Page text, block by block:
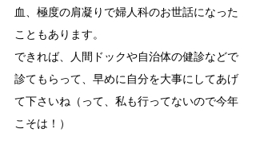
血、極度の肩凝りで婦人科のお世話になった
こともあります。
できれば、人間ドックや自治体の健診などで
診てもらって、早めに自分を大事にしてあげ
て下さいね（って、私も行ってないので今年
こそは！）